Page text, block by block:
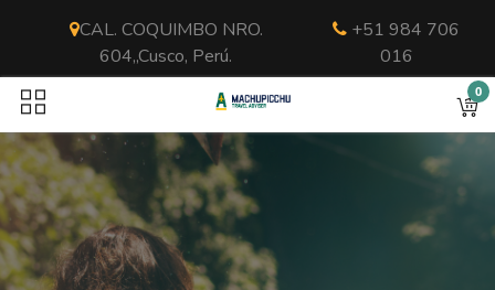
CAL. COQUIMBO NRO.
604,,Cusco, Perú.
+51 984 706
016
0